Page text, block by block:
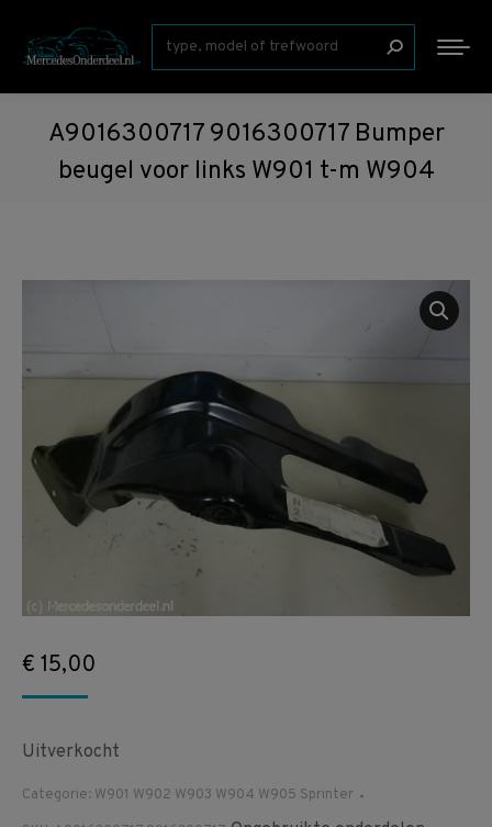
Zoeken:
A9016300717 9016300717 Bumper
beugel voor links W901 t-m W904
€ 15,00
Uitverkocht
Categorie: W901 W902 W903 W904 W905 Sprinter